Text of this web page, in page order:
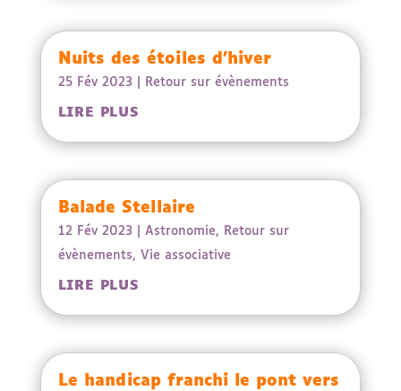
Nuits des étoiles d’hiver
25 Fév 2023| Retour sur évènements
LIRE PLUS
Balade Stellaire
12 Fév 2023| Astronomie,
Retour sur
évènements, Vie associative
LIRE PLUS
Le handicap franchi le pont vers